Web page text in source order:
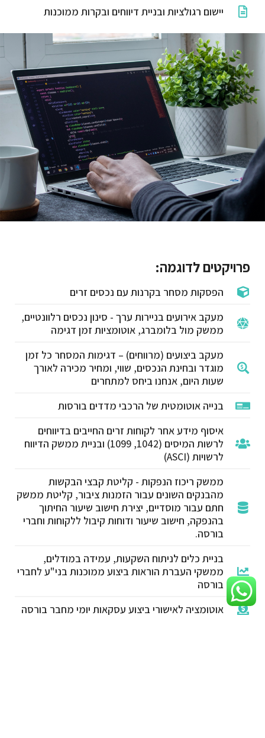
יישום רגולציות ובניית דיווחים ובקרות ממוכנות
פרויקטים לדוגמה:
הפסקות מסחר בקרנות עם נכסים זרים
מעקב אירועים בניירות ערך - סינון נכסים רלוונטיים,
ממשק מול בלומברג, אוטומציות זמן דגימה
מעקב ביצועים (מרווחים) – דגימות המסחר כל זמן
מוגדר ובחינת הנכסים, שווי, ומחיר מכירה לאורך
שעות היום, אנחנו ביחס למתחרים
בנייה אוטומטית של הרכבי מדדים בורסות
איסוף מידע אחר לקוחות זרים החייבים בדיווחים
לרשות המיסים (1042, 1099) ובניית ממשק הדיווח
לרשויות (ASCI)
ממשק ריכוז הנפקות - קליטת קבצי הבקשות
מהבנקים השונים עבור הזמנות ציבור, קליטת ממשק
חתם עבור מוסדיים, יצירת חישוב שיעור החיתוך
בהנפקה, חישוב שיעור ודוחות קיבול ללקוחות וחברי
בורסה.
בניית כלים לניתוח השקעות, עמידה במודלים,
ממשקי העברת הוראות ביצוע ממוכנות בני"ע לחברי
בורסה
אוטומציה לאישורי ביצוע עסקאות יומי מחבר בורסה